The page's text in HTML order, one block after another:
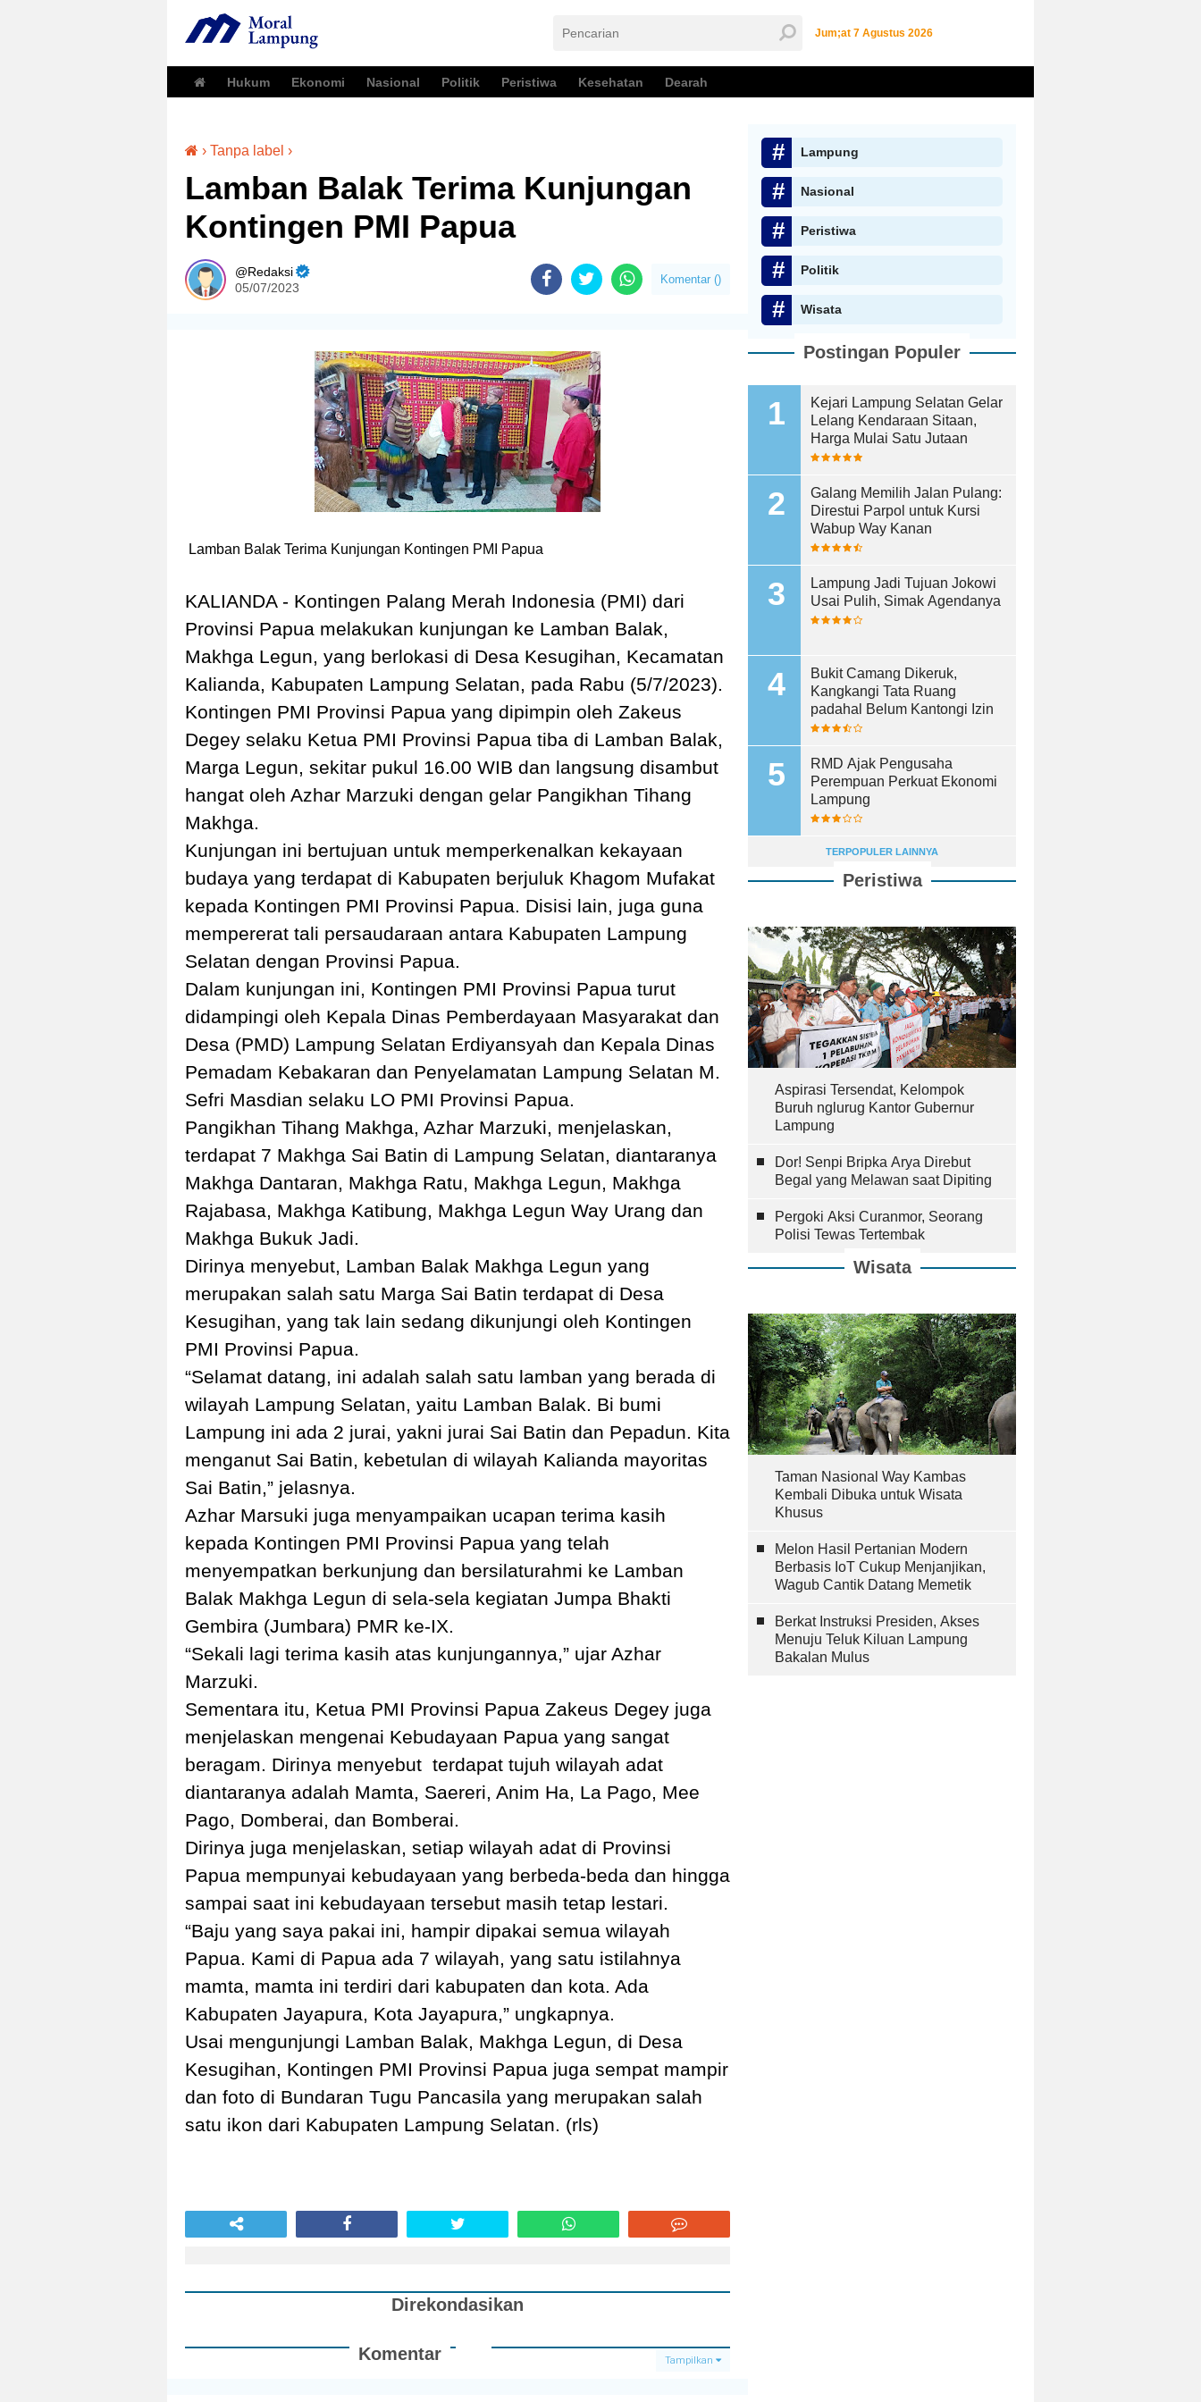
Jum;at 7 Agustus 2026
Hukum Ekonomi Nasional Politik Peristiwa Kesehatan Dearah
› Tanpa label ›
Lamban Balak Terima Kunjungan
Kontingen PMI Papua
Redaksi
05/07/2023
Komentar ()
Lamban Balak Terima Kunjungan Kontingen PMI Papua
KALIANDA - Kontingen Palang Merah Indonesia (PMI) dari
Provinsi Papua melakukan kunjungan ke Lamban Balak,
Makhga Legun, yang berlokasi di Desa Kesugihan, Kecamatan
Kalianda, Kabupaten Lampung Selatan, pada Rabu (5/7/2023).
Kontingen PMI Provinsi Papua yang dipimpin oleh Zakeus
Degey selaku Ketua PMI Provinsi Papua tiba di Lamban Balak,
Marga Legun, sekitar pukul 16.00 WIB dan langsung disambut
hangat oleh Azhar Marzuki dengan gelar Pangikhan Tihang
Makhga.
Kunjungan ini bertujuan untuk memperkenalkan kekayaan
budaya yang terdapat di Kabupaten berjuluk Khagom Mufakat
kepada Kontingen PMI Provinsi Papua. Disisi lain, juga guna
mempererat tali persaudaraan antara Kabupaten Lampung
Selatan dengan Provinsi Papua.
Dalam kunjungan ini, Kontingen PMI Provinsi Papua turut
didampingi oleh Kepala Dinas Pemberdayaan Masyarakat dan
Desa (PMD) Lampung Selatan Erdiyansyah dan Kepala Dinas
Pemadam Kebakaran dan Penyelamatan Lampung Selatan M.
Sefri Masdian selaku LO PMI Provinsi Papua.
Pangikhan Tihang Makhga, Azhar Marzuki, menjelaskan,
terdapat 7 Makhga Sai Batin di Lampung Selatan, diantaranya
Makhga Dantaran, Makhga Ratu, Makhga Legun, Makhga
Rajabasa, Makhga Katibung, Makhga Legun Way Urang dan
Makhga Bukuk Jadi.
Dirinya menyebut, Lamban Balak Makhga Legun yang
merupakan salah satu Marga Sai Batin terdapat di Desa
Kesugihan, yang tak lain sedang dikunjungi oleh Kontingen
PMI Provinsi Papua.
“Selamat datang, ini adalah salah satu lamban yang berada di
wilayah Lampung Selatan, yaitu Lamban Balak. Bi bumi
Lampung ini ada 2 jurai, yakni jurai Sai Batin dan Pepadun. Kita
menganut Sai Batin, kebetulan di wilayah Kalianda mayoritas
Sai Batin,” jelasnya.
Azhar Marsuki juga menyampaikan ucapan terima kasih
kepada Kontingen PMI Provinsi Papua yang telah
menyempatkan berkunjung dan bersilaturahmi ke Lamban
Balak Makhga Legun di sela-sela kegiatan Jumpa Bhakti
Gembira (Jumbara) PMR ke-IX.
“Sekali lagi terima kasih atas kunjungannya,” ujar Azhar
Marzuki.
Sementara itu, Ketua PMI Provinsi Papua Zakeus Degey juga
menjelaskan mengenai Kebudayaan Papua yang sangat
beragam. Dirinya menyebut terdapat tujuh wilayah adat
diantaranya adalah Mamta, Saereri, Anim Ha, La Pago, Mee
Pago, Domberai, dan Bomberai.
Dirinya juga menjelaskan, setiap wilayah adat di Provinsi
Papua mempunyai kebudayaan yang berbeda-beda dan hingga
sampai saat ini kebudayaan tersebut masih tetap lestari.
“Baju yang saya pakai ini, hampir dipakai semua wilayah
Papua. Kami di Papua ada 7 wilayah, yang satu istilahnya
mamta, mamta ini terdiri dari kabupaten dan kota. Ada
Kabupaten Jayapura, Kota Jayapura,” ungkapnya.
Usai mengunjungi Lamban Balak, Makhga Legun, di Desa
Kesugihan, Kontingen PMI Provinsi Papua juga sempat mampir
dan foto di Bundaran Tugu Pancasila yang merupakan salah
satu ikon dari Kabupaten Lampung Selatan. (rls)
Direkondasikan
Komentar Tampilkan
Lampung
Nasional
Peristiwa
Politik
Wisata
Postingan Populer
Kejari Lampung Selatan Gelar
Lelang Kendaraan Sitaan,
Harga Mulai Satu Jutaan
Galang Memilih Jalan Pulang:
Direstui Parpol untuk Kursi
Wabup Way Kanan
Lampung Jadi Tujuan Jokowi
Usai Pulih, Simak Agendanya
Bukit Camang Dikeruk,
Kangkangi Tata Ruang
padahal Belum Kantongi Izin
RMD Ajak Pengusaha
Perempuan Perkuat Ekonomi
Lampung
TERPOPULER LAINNYA
Peristiwa
Aspirasi Tersendat, Kelompok
Buruh nglurug Kantor Gubernur
Lampung
Dor! Senpi Bripka Arya Direbut
Begal yang Melawan saat Dipiting
Pergoki Aksi Curanmor, Seorang
Polisi Tewas Tertembak
Wisata
Taman Nasional Way Kambas
Kembali Dibuka untuk Wisata
Khusus
Melon Hasil Pertanian Modern
Berbasis IoT Cukup Menjanjikan,
Wagub Cantik Datang Memetik
Berkat Instruksi Presiden, Akses
Menuju Teluk Kiluan Lampung
Bakalan Mulus